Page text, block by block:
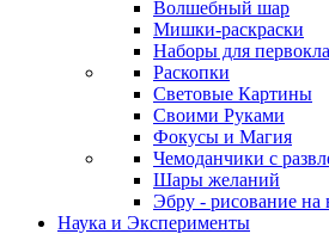
Волшебный шар
Мишки-раскраски
Наборы для
Раскопки
Световые Картины
Своими Руками
Фокусы и Магия
Чемоданчики с
Шары желаний
Эбру - рисование на
Наука и Эксперименты